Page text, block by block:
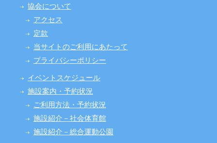
協会について
アクセス
定款
当サイトのご利用にあたって
プライバシーポリシー
イベントスケジュール
施設案内・予約状況
ご利用方法・予約状況
施設紹介－社会体育館
施設紹介－総合運動公園